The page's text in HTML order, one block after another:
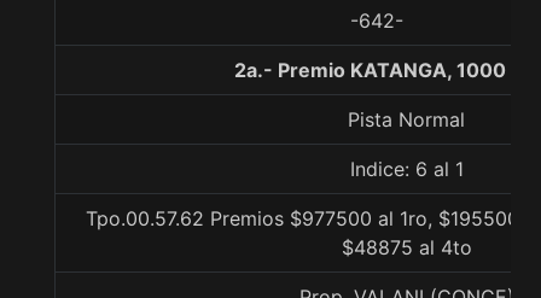
-642-
2a.- Premio KATANGA, 1000
Pista Normal
Indice: 6 al 1
Tpo.00.57.62 Premios $977500 al 1ro, $195500
$48875 al 4to